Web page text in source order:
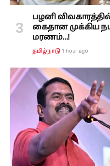
பழனி விவகாரத்தில்
கைதான முக்கிய
மரணம்...!
தமிழ்நாடு 1 hour ago